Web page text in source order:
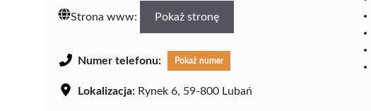
Strona www: Pokaż stronę
Numer telefonu: Pokaż numer
Lokalizacja: Rynek 6, 59-800 Lubań